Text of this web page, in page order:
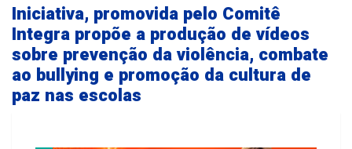
Iniciativa, promovida pelo Comitê
Integra propõe a produção de vídeos
sobre prevenção da violência, combate
ao bullying e promoção da cultura de
paz nas escolas